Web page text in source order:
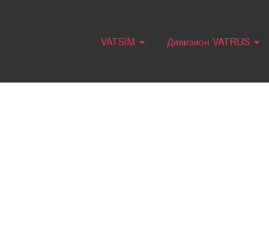
VATSIM Дивизион VATRUS